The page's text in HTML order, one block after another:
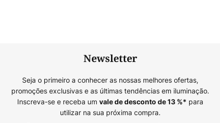
Newsletter
Seja o primeiro a conhecer as nossas melhores ofertas,
promoções exclusivas e as últimas tendências em iluminação.
Inscreva-se e receba um vale de desconto de13%* para
utilizar na sua próxima compra.